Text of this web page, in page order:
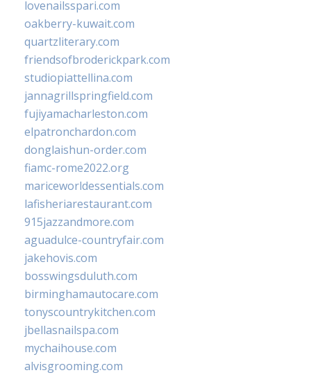
lovenailsspari.com
oakberry-kuwait.com
quartzliterary.com
friendsofbroderickpark.com
studiopiattellina.com
jannagrillspringfield.com
fujiyamacharleston.com
elpatronchardon.com
donglaishun-order.com
fiamc-rome2022.org
mariceworldessentials.com
lafisheriarestaurant.com
915jazzandmore.com
aguadulce-countryfair.com
jakehovis.com
bosswingsduluth.com
birminghamautocare.com
tonyscountrykitchen.com
jbellasnailspa.com
mychaihouse.com
alvisgrooming.com